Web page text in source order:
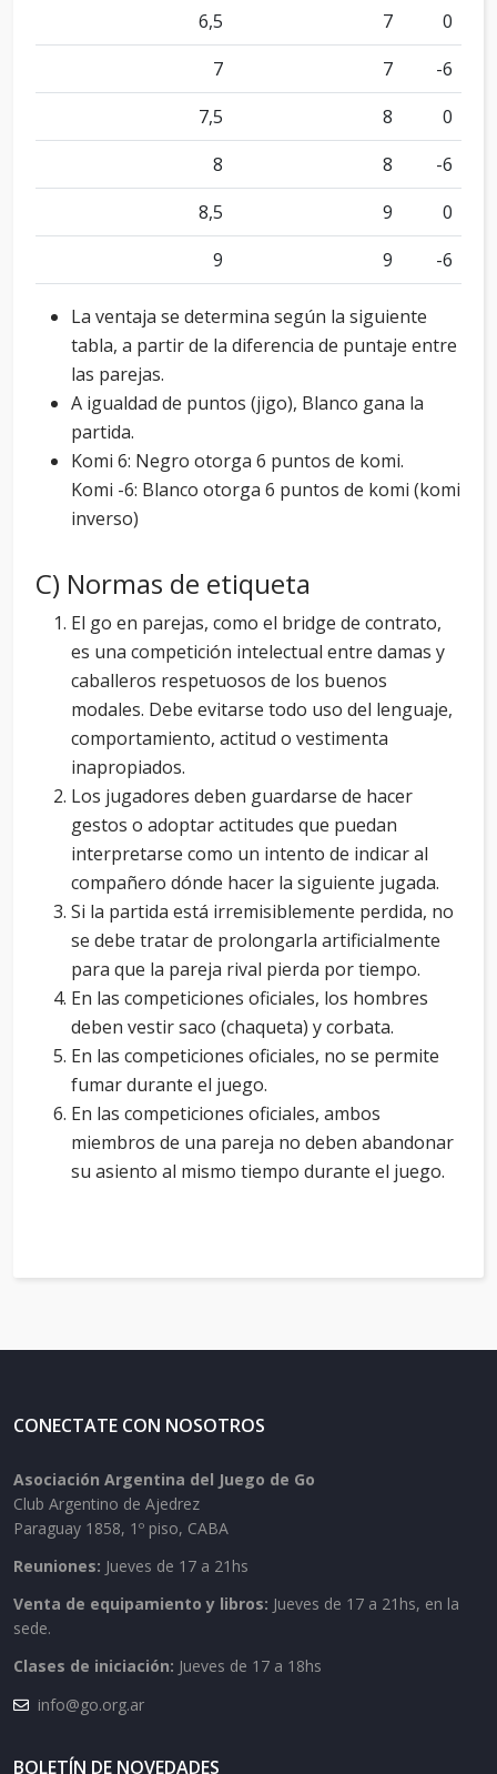
6,5
7
0
7
7
-6
7,5
8
0
8
8
-6
8,5
9
0
9
9 -6
La ventaja se determina según la siguiente
tabla, a partir de la diferencia de puntaje entre
las parejas.
A igualdad de puntos (jigo), Blanco gana la
partida.
Komi 6: Negro otorga 6 puntos de komi.
Komi -6: Blanco otorga 6 puntos de komi (komi
inverso)
C) Normas de etiqueta
El go en parejas, como el bridge de contrato,
es una competición intelectual entre damas y
caballeros respetuosos de los buenos
modales. Debe evitarse todo uso del lenguaje,
comportamiento, actitud o vestimenta
inapropiados.
Los jugadores deben guardarse de hacer
gestos o adoptar actitudes que puedan
interpretarse como un intento de indicar al
compañero dónde hacer la siguiente jugada.
Si la partida está irremisiblemente perdida, no
se debe tratar de prolongarla artificialmente
para que la pareja rival pierda por tiempo.
En las competiciones oficiales, los hombres
deben vestir saco (chaqueta) y corbata.
En las competiciones oficiales, no se permite
fumar durante el juego.
En las competiciones oficiales, ambos
miembros de una pareja no deben abandonar
su asiento al mismo tiempo durante el juego.
CONECTATE CON NOSOTROS
Asociación Argentina del Juego de Go
Club Argentino de Ajedrez
Paraguay 1858, 1º piso, CABA
Reuniones: Jueves de 17 a 21hs
Venta de equipamiento y libros: Jueves de 17 a 21hs, en la
sede.
Clases de iniciación: Jueves de 17 a 18hs
info@go.org.ar
BOLETÍN DE NOVEDADES